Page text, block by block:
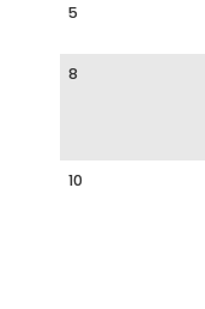
5
8
10